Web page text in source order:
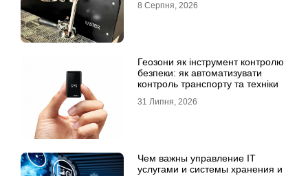
8 Серпня, 2026
Геозони як інструмент контролю
безпеки: як автоматизувати
контроль транспорту та техніки
31 Липня, 2026
Чем важны управление IT
услугами и системы хранения и